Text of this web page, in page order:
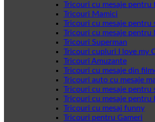
Tricouri cu mesaje pentru
Tricouri Mamici
Tricouri cu mesaje pentru
Tricouri cu mesaje pentru
Tricouri Superman
Tricouri cupluri I love my
Tricouri Amuzante
Tricouri cu mesaje din
Tricouri auto cu mesaje
Tricouri cu mesaje pentru
Tricouri cu mesaje pentru
Tricouri cu mesaj funny
Tricouri pentru Gameri